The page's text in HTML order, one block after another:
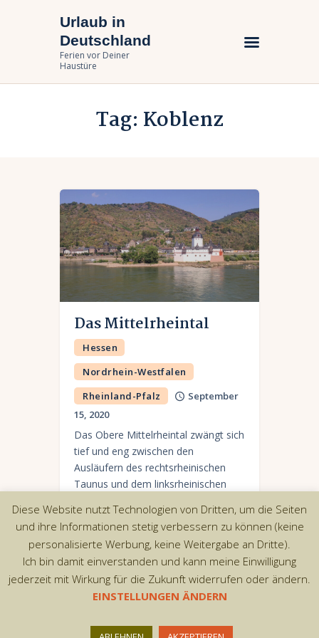
Urlaub in
Deutschland
Ferien vor Deiner
Haustüre
Tag: Koblenz
Urlaub in Deutschland
Ferien vor Deiner Haustüre
Urlaub zuhause
Bundesländer
Das Mittelrheintal
Hessen
Nordrhein-Westfalen
Rheinland-Pfalz
September
15, 2020
Das Obere Mittelrheintal zwängt sich
tief und eng zwischen den
Ausläufern des rechtsrheinischen
Taunus und dem linksrheinischen
unter allen deutschen
Flusslandschaften. Steile Weinhänge,
Burgen…
Copyright © 2026 by AxiomThemes. All rights
Diese Website nutzt Technologien von Dritten, um die Seiten
und ihre Informationen stetig verbessern zu können (keine
personalisierte Werbung, keine Weitergabe an Dritte).
Ich bin damit einverstanden und kann meine Einwilligung
jederzeit mit Wirkung für die Zukunft widerrufen oder ändern.
EINSTELLUNGEN ÄNDERN